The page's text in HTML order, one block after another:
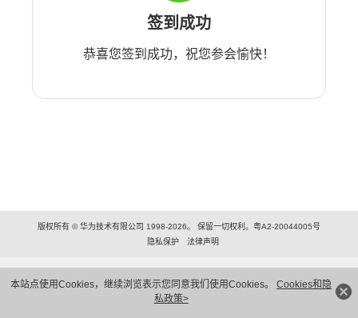
本站点使用Cookies，继续浏览表示您同意我们使用Cookies。 Cookies和隐
私政策>
签到成功
恭喜您签到成功，祝您参会愉快！
版权所有 © 华为技术有限公司 1998-2026。 保留一切权利。粤A2-20044005号
隐私保护
法律声明